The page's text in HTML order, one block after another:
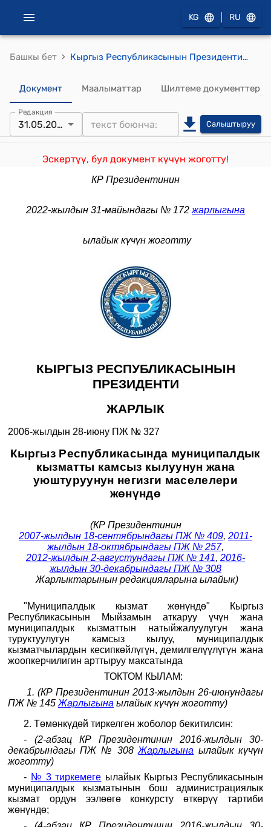
KG RU
Башкы бет › Кыргыз Республикасынын Президентинин 2006-жылдын 28-июнундагы № 327 "Кыргыз Республикасында муниципалдык кызматты камсыз кылуунун жана уюштуруунун негизги маселелери жөнүндө" жарлыгы
Документ Маалыматтар Шилтеме документтер
Редакция
31.05.2022 Салыштыруу
Эскертүү, бул документ күчүн жоготту!